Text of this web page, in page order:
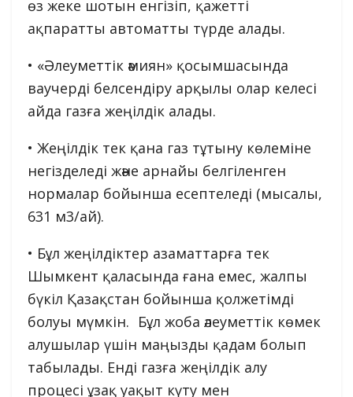
өз жеке шотын енгізіп, қажетті
ақпаратты автоматты түрде алады.
• «Әлеуметтік әмиян» қосымшасында
ваучерді белсендіру арқылы олар келесі
айда газға жеңілдік алады.
• Жеңілдік тек қана газ тұтыну көлеміне
негізделеді және арнайы белгіленген
нормалар бойынша есептеледі (мысалы,
631 м3/ай).
• Бұл жеңілдіктер азаматтарға тек
Шымкент қаласында ғана емес, жалпы
бүкіл Қазақстан бойынша қолжетімді
болуы мүмкін. Бұл жоба әлеуметтік көмек
алушылар үшін маңызды қадам болып
табылады. Енді газға жеңілдік алу
процесі ұзақ уақыт күту мен